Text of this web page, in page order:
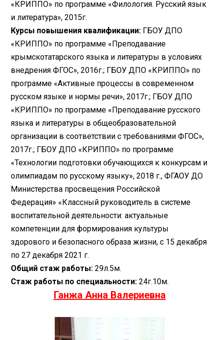
«КРИППО» по программе «Филология. Русский язык
и литература», 2015г.
Курсы повышения квалификации: ГБОУ ДПО
«КРИППО» по программе «Преподавание
крымскотатарского языка и литературы в условиях
внедрения ФГОС», 2016г.; ГБОУ ДПО «КРИППО» по
программе «Активные процессы в современном
русском языке и нормы речи», 2017г.; ГБОУ ДПО
«КРИППО» по программе «Преподавание русского
языка и литературы в общеобразовательной
организации в соответствии с требованиями ФГОС»,
2017г.; ГБОУ ДПО «КРИППО» по программе
«Технологии подготовки обучающихся к конкурсам и
олимпиадам по русскому языку», 2018 г., ФГАОУ ДО
Министерства просвещения Российской
Федерация» «Классный руководитель в системе
воспитательной деятельности: актуальные
компетенции для формирования культуры
здорового и безопасного образа жизни, с 15 декабря
по 27 декабря 2021 г.
Общий стаж работы: 29л.5м.
Стаж работы по специальности: 24г.10м.
Ганжа Анна Валериевна